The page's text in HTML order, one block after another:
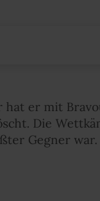
hat er mit
Die
Gegner